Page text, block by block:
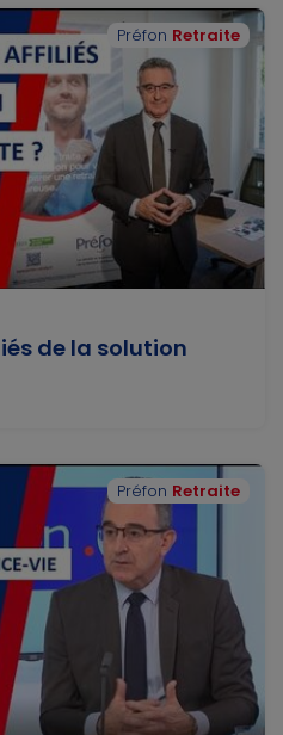
Préfon Retraite
de la solution
Préfon Retraite